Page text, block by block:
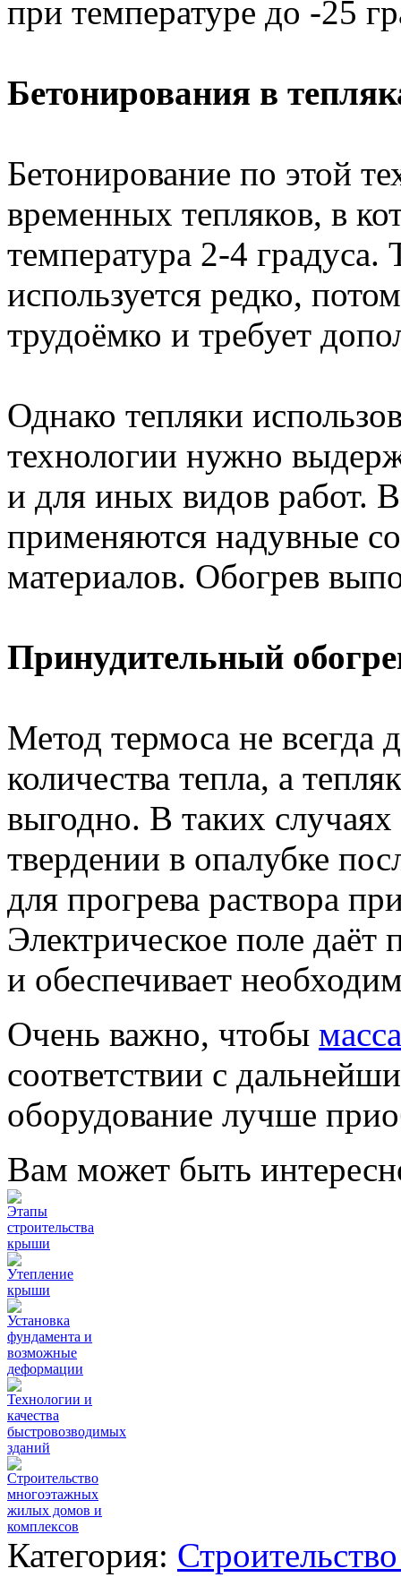
при температуре до -25
Бетонирования в
Бетонирование по этой
временных тепляков, в
температура 2-4 градуса.
используется редко,
трудоёмко и требует
Однако тепляки
технологии нужно
и для иных видов работ. В
применяются надувные
материалов. Обогрев
Принудительный
Метод термоса не всегда
количества тепла, а
выгодно. В таких
твердении в опалубке
для прогрева раствора
Электрическое поле даёт
и обеспечивает
Очень важно, чтобы
соответствии с
оборудование лучше
Вам может быть
Этапы
строительства
крыши
Утепление
крыши
Установка
фундамента и
возможные
деформации
Технологии и
качества
быстровозводимых
зданий
Строительство
многоэтажных
жилых домов и
комплексов
Категория: